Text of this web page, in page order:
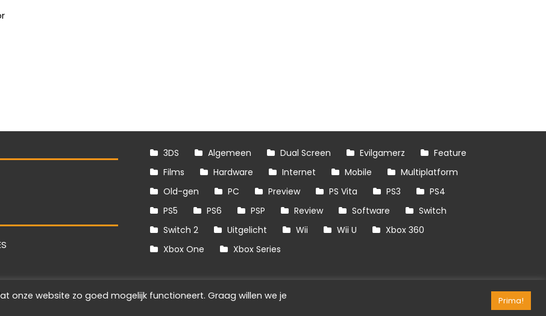
3DS Algemeen Dual Screen Evilgamerz
Feature
Films
Hardware Internet Mobile
Multiplatform
Old-gen
PC Preview PS Vita PS3
PS4
PS5
PS6 PSP Review Software
Switch
Switch 2
Uitgelicht Wii Wii U
Xbox 360
Xbox One
Xbox Series
onze website zo goed mogelijk functioneert. Graag willen we je
Prima!